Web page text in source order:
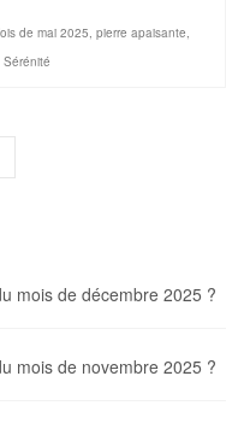
de mai 2025, pierre apaisante,
Sérénité
mois de décembre 2025 ?
mois de novembre 2025 ?